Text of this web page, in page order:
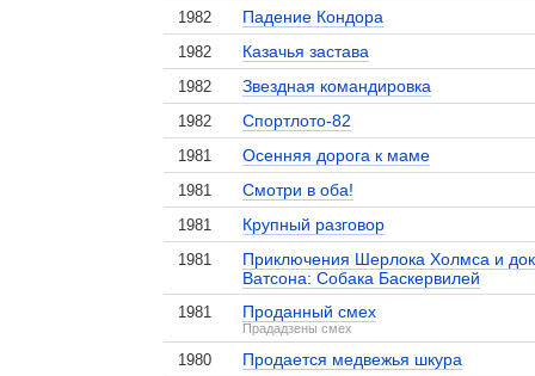
1982 Падение Кондора
1982 Казачья застава
1982 Звездная командировка
1982 Спортлото-82
1981 Осенняя дорога к маме
1981 Смотри в оба!
1981 Крупный разговор
1981
Приключения Шерлока Холмса и
Ватсона: Собака Баскервилей
1981 Проданный смех
Прададзены смех
1980 Продается медвежья шкура